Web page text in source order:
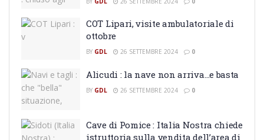
COT Lipari, visite ambulatoriale di
ottobre
BY GDL 26 SETTEMBRE 2024 0
Alicudi : la nave non arriva…e basta
BY GDL 26 SETTEMBRE 2024 0
Cave di Pomice : Italia Nostra chiede
istruttoria sulla vendita dell’area di